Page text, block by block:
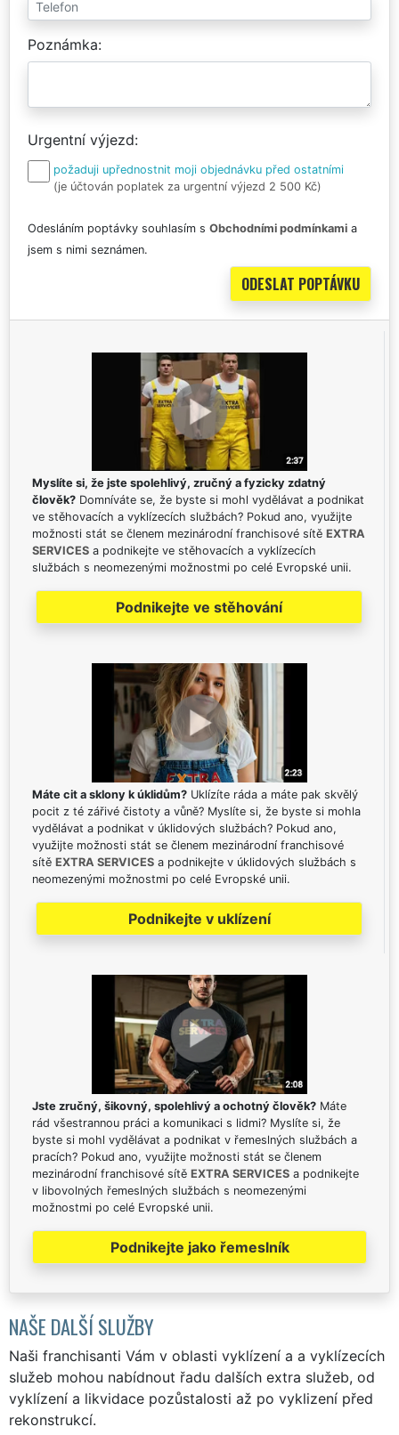
Poznámka
Urgentní výjezd
požaduji upřednostnit moji objednávku před ostatními
(je účtován poplatek za urgentní výjezd 2 500 Kč)
Odesláním poptávky souhlasím s Obchodními podmínkami a
jsem s nimi seznámen.
Myslíte si, že jste spolehlivý, zručný a fyzicky zdatný
člověk? Domníváte se, že byste si mohl vydělávat a podnikat
ve stěhovacích a vyklízecích službách? Pokud ano, využijte
možnosti stát se členem mezinárodní franchisové sítě EXTRA
SERVICES a podnikejte ve stěhovacích a vyklízecích
službách s neomezenými možnostmi po celé Evropské unii.
Podnikejte ve stěhování
Máte cit a sklony k úklidům? Uklízíte ráda a máte pak skvělý
pocit z té zářivé čistoty a vůně? Myslíte si, že byste si mohla
vydělávat a podnikat v úklidových službách? Pokud ano,
využijte možnosti stát se členem mezinárodní franchisové
sítě EXTRA SERVICES a podnikejte v úklidových službách s
neomezenými možnostmi po celé Evropské unii.
Podnikejte v uklízení
Jste zručný, šikovný, spolehlivý a ochotný člověk? Máte
rád všestrannou práci a komunikaci s lidmi? Myslíte si, že
byste si mohl vydělávat a podnikat v řemeslných službách a
pracích? Pokud ano, využijte možnosti stát se členem
mezinárodní franchisové sítě EXTRA SERVICES a podnikejte
v libovolných řemeslných službách s neomezenými
možnostmi po celé Evropské unii.
Podnikejte jako řemeslník
NAŠE DALŠÍ SLUŽBY
Naši franchisanti Vám v oblasti vyklízení a a vyklízecích
služeb mohou nabídnout řadu dalších extra služeb, od
vyklízení a likvidace pozůstalosti až po vyklizení před
rekonstrukcí.